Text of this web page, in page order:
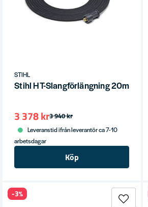
STIHL
Stihl HT-Slangförlängning 20m till
3 940 kr
3 378 kr
Leveranstid ifrån leverantör ca 7-10
arbetsdagar
Köp
-3%